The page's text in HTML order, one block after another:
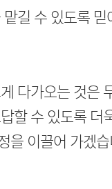
길 수 있도록
다가오는 것은
할 수 있도록 더
을 이끌어 가겠